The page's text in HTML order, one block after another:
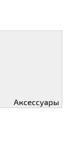
Аксессуары